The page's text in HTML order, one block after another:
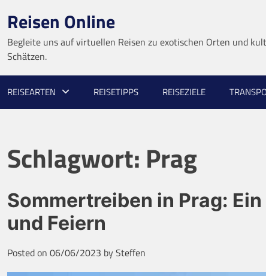
content
Reisen Online
Begleite uns auf virtuellen Reisen zu exotischen Orten und
Schätzen.
REISEARTEN REISETIPPS REISEZIELE
Schlagwort: Prag
Sommertreiben in Prag:
und Feiern
Posted on 06/06/2023 bySteffen